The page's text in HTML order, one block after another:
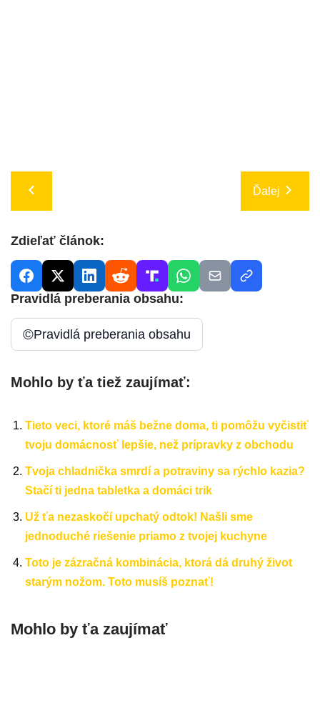
Ďalej
Zdieľať článok:
Pravidlá preberania obsahu:
©Pravidlá preberania obsahu
Mohlo by ťa tiež zaujímať:
Tieto veci, ktoré máš bežne doma, ti pomôžu vyčistiť
tvoju domácnosť lepšie, než prípravky z obchodu
Tvoja chladnička smrdí a potraviny sa rýchlo kazia?
Stačí ti jedna tabletka a domáci trik
Už ťa nezaskočí upchatý odtok! Našli sme
jednoduché riešenie priamo z tvojej kuchyne
Toto je zázračná kombinácia, ktorá dá druhý život
starým nožom. Toto musíš poznať!
Mohlo by ťa zaujímať